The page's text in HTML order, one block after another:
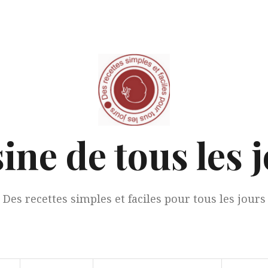
de tous les
Des recettes simples et faciles pour tous les jours